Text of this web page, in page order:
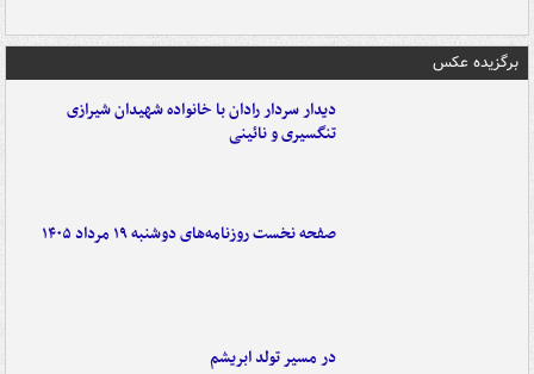
برگزیده عکس
دیدار سردار رادان با خانواده‌ شهیدان شیرازی
تنگسیری و نائینی
صفحه نخست روزنامه‌های دوشنبه ۱۹ مرداد ۱۴۰۵
در مسیر تولد ابریشم